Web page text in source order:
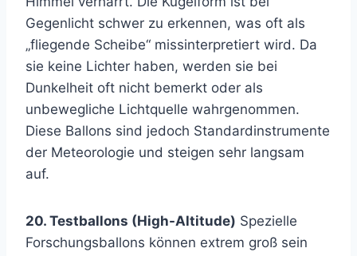
Gegenlicht schwer zu erkennen, was oft als
„fliegende Scheibe“ missinterpretiert wird. Da
sie keine Lichter haben, werden sie bei
Dunkelheit oft nicht bemerkt oder als
unbewegliche Lichtquelle wahrgenommen.
Diese Ballons sind jedoch Standardinstrumente
der Meteorologie und steigen sehr langsam
auf.
20. Testballons (High-Altitude) Spezielle
Forschungsballons können extrem groß sein